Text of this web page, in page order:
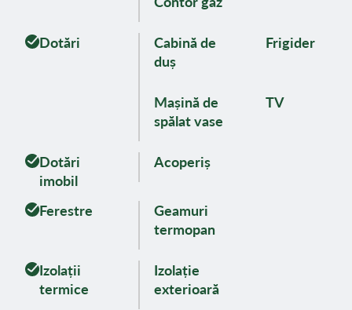
Dotări
Cabină de
duș
Frigider
Mașină de
spălat vase
TV
Dotări
imobil
Acoperiș
Ferestre
Geamuri
termopan
Izolații
termice
Izolație
exterioară